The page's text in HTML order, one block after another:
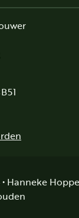
Hanneke